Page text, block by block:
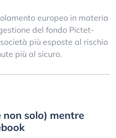
europeo in materia
del fondo Pictet-
più esposte al rischio
più al sicuro.
non solo) mentre